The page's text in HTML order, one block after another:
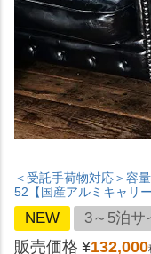
＜受託手荷物対応＞容
52【国産アルミキャリ
NEW 3～5泊サ
販売価格 ¥132,000